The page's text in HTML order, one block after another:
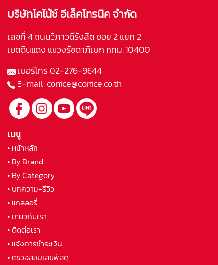
บริษัทโคไน้ซ์ อีเล็คโทรนิค จำกัด
เลขที่ 4 ถนนวิภาวดีรังสิต ซอย 2 แยก 2
เขตดินแดง แขวงรัชดาภิเษก กทม. 10400
เบอร์โทร02-276-9644
E-mail:conice@conice.co.th
เมนู
• หน้าหลัก
• By Brand
• By Category
• บทความ-รีวิว
• แกลลอรี่
• เกี่ยวกับเรา
• ติดต่อเรา
• แจ้งการชำระเงิน
• ตรวจสอบเลขพัสดุ